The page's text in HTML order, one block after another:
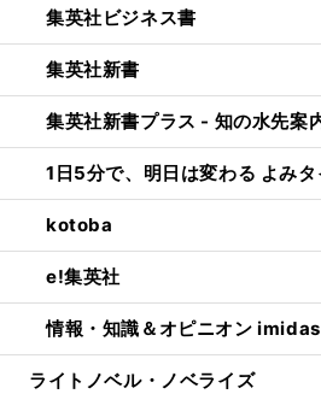
集英社ビジネス書
集英社新書
集英社新書プラス - 知の水先案
1日5分で、明日は変わる よみ
kotoba
e!集英社
情報・知識＆オピニオン imidas
ライトノベル・ノベライズ